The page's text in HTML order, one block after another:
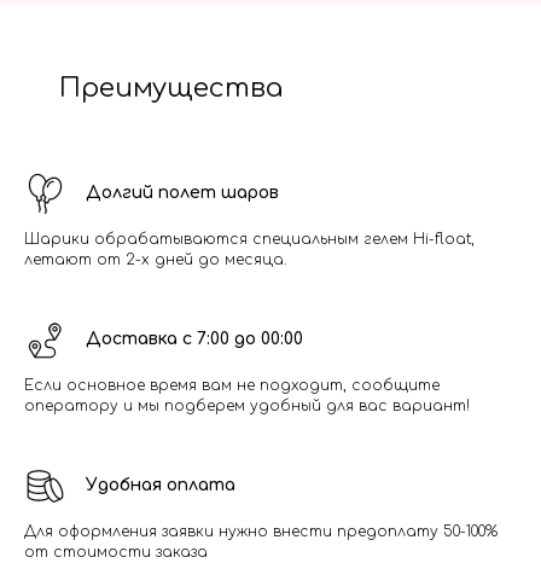
Преимущества
Долгий полет шаров
Шарики обрабатываются специальным гелем Hi-float,
летают от 2-х дней до месяца.
Доставка с 7:00 до 00:00
Если основное время вам не подходит, сообщите
оператору и мы подберем удобный для вас вариант!
Удобная оплата
Для оформления заявки нужно внести предоплату 50-100%
от стоимости заказа